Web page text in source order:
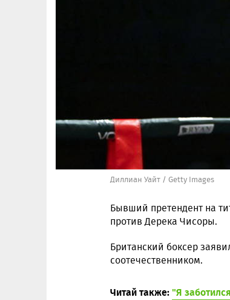
Диллиан Уайт / Getty Images
Бывший претендент на
против Дерека Чисоры.
Британский боксер
соотечественником.
Читай также:"Я